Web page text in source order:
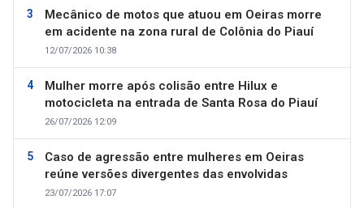
Mecânico de motos que atuou em Oeiras morre
em acidente na zona rural de Colônia do Piauí
12/07/2026 10:38
Mulher morre após colisão entre Hilux e
motocicleta na entrada de Santa Rosa do Piauí
26/07/2026 12:09
Caso de agressão entre mulheres em Oeiras
reúne versões divergentes das envolvidas
23/07/2026 17:07